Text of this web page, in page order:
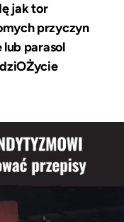
jak tor
przyczyn
parasol